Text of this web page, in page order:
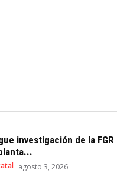
investigación de la FGR
agosto 3, 2026